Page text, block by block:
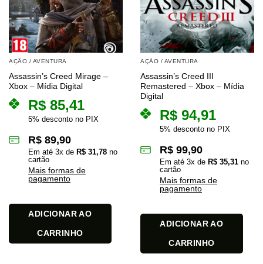
AÇÃO / AVENTURA
Assassin’s Creed Mirage –
Xbox – Mídia Digital
R$ 85,41
5% desconto no PIX
R$ 89,90
Em até 3x de R$ 31,78 no
cartão
Mais formas de
pagamento
ADICIONAR AO
CARRINHO
AÇÃO / AVENTURA
Assassin’s Creed III
Remastered – Xbox – Mídia
Digital
R$ 94,91
5% desconto no PIX
R$ 99,90
Em até 3x de R$ 35,31 no
cartão
Mais formas de
pagamento
ADICIONAR AO
CARRINHO